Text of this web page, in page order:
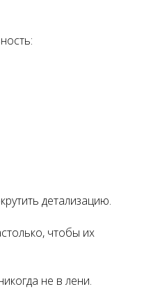
детализацию.
чтобы их
не в лени.